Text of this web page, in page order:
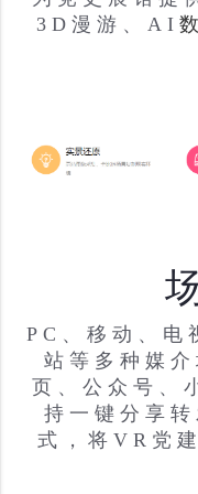
3D漫游、AI
PC、移动、电
站等多种媒
页、公众号、
持一键分享
式，将VR党